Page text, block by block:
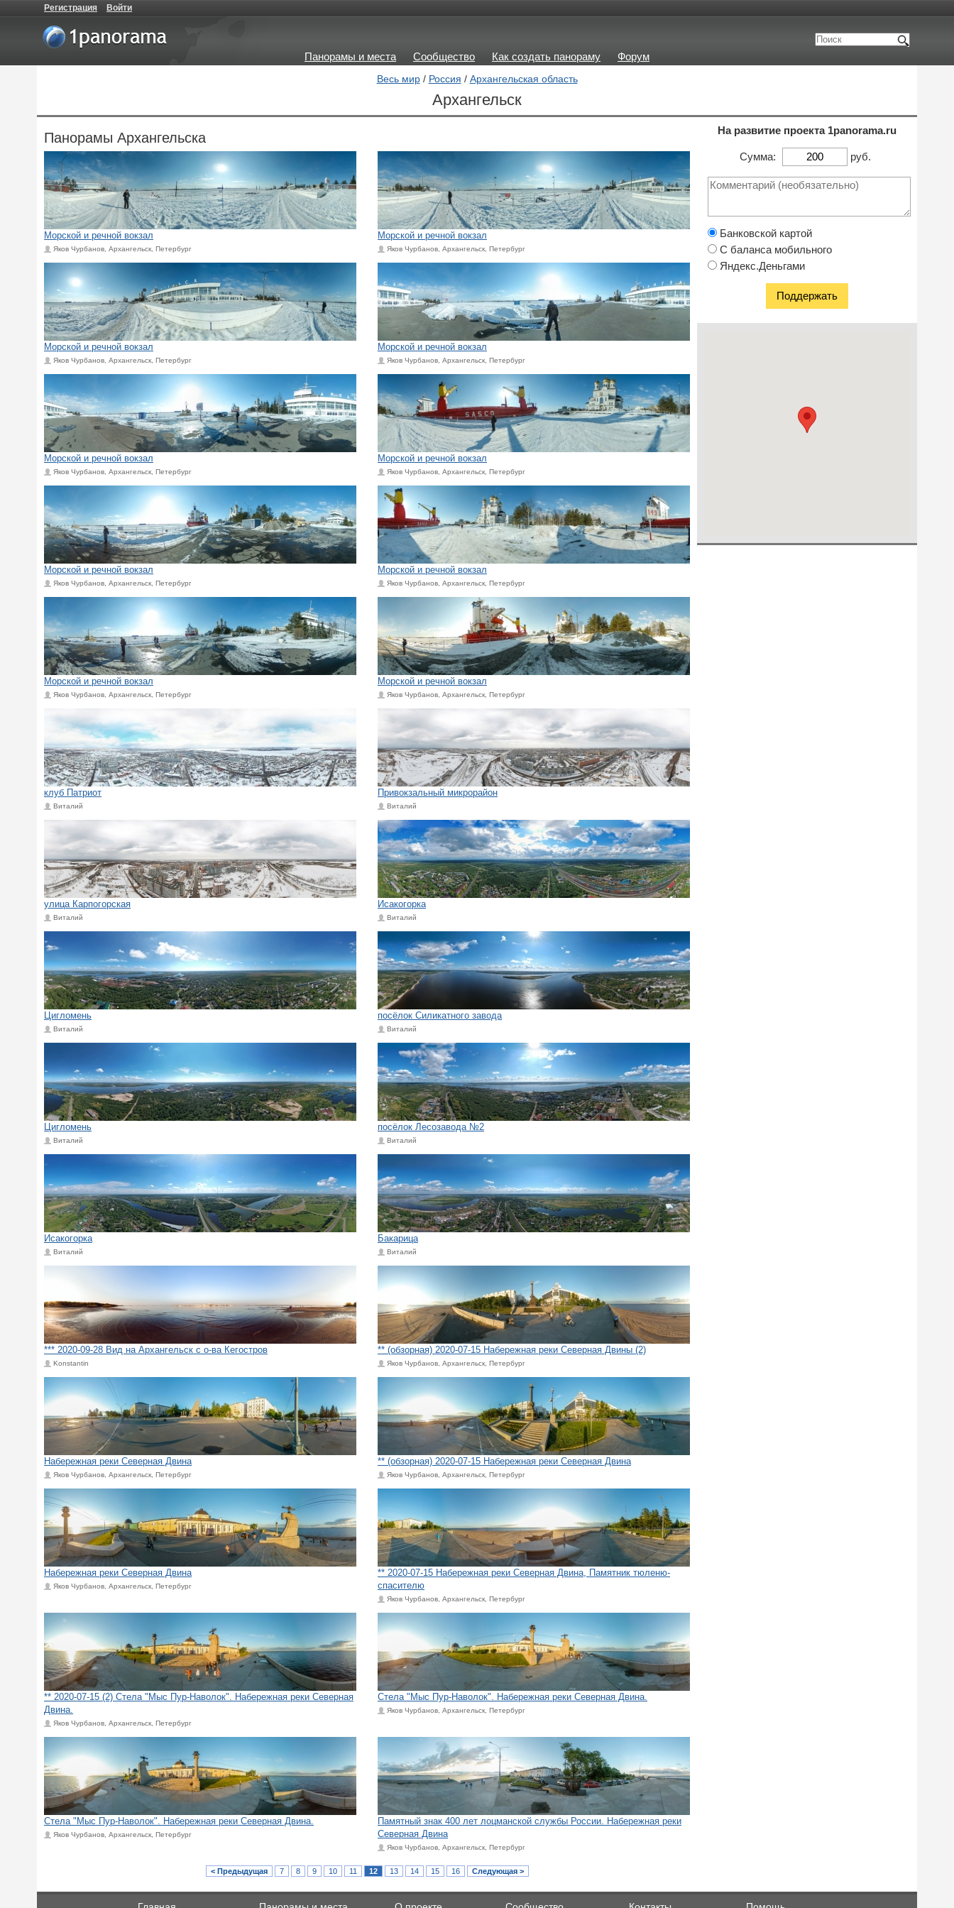
Регистрация Войти
Панорамы и места Сообщество Как создать панораму Форум
Весь мир/ Россия / Архангельская область
Архангельск
Панорамы Архангельска
Морской и речной вокзал
Яков Чурбанов, Архангельск, Петербург
Морской и речной вокзал
Яков Чурбанов, Архангельск, Петербург
Морской и речной вокзал
Яков Чурбанов, Архангельск, Петербург
Морской и речной вокзал
Яков Чурбанов, Архангельск, Петербург
Морской и речной вокзал
Яков Чурбанов, Архангельск, Петербург
Морской и речной вокзал
Яков Чурбанов, Архангельск, Петербург
Морской и речной вокзал
Яков Чурбанов, Архангельск, Петербург
Морской и речной вокзал
Яков Чурбанов, Архангельск, Петербург
Морской и речной вокзал
Яков Чурбанов, Архангельск, Петербург
Морской и речной вокзал
Яков Чурбанов, Архангельск, Петербург
клуб Патриот
Виталий
Привокзальный микрорайон
Виталий
улица Карпогорская
Виталий
Исакогорка
Виталий
Цигломень
Виталий
посёлок Силикатного завода
Виталий
Цигломень
Виталий
посёлок Лесозавода №2
Виталий
Исакогорка
Виталий
Бакарица
Виталий
*** 2020-09-28 Вид на Архангельск с о-ва Кегостров
Konstantin
** (обзорная) 2020-07-15 Набережная реки Северная Двины (2)
Яков Чурбанов, Архангельск, Петербург
Набережная реки Северная Двина
Яков Чурбанов, Архангельск, Петербург
** (обзорная) 2020-07-15 Набережная реки Северная Двина
Яков Чурбанов, Архангельск, Петербург
Набережная реки Северная Двина
Яков Чурбанов, Архангельск, Петербург
** 2020-07-15 Набережная реки Северная Двина, Памятник тюленю-
спасителю
Яков Чурбанов, Архангельск, Петербург
** 2020-07-15 (2) Стела "Мыс Пур-Наволок". Набережная реки Северная
Двина.
Яков Чурбанов, Архангельск, Петербург
Стела "Мыс Пур-Наволок". Набережная реки Северная Двина.
Яков Чурбанов, Архангельск, Петербург
Стела "Мыс Пур-Наволок". Набережная реки Северная Двина.
Яков Чурбанов, Архангельск, Петербург
Памятный знак 400 лет лоцманской службы России. Набережная реки
Северная Двина
Яков Чурбанов, Архангельск, Петербург
< Предыдущая 7 8 9 10 11 12 13 14 15 16 Следующая >
На развитие проекта 1panorama.ru
Сумма: руб.
Банковской картой
С баланса мобильного
Яндекс.Деньгами